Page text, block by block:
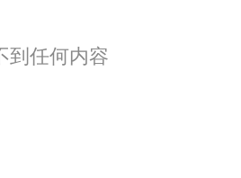
到任何内容